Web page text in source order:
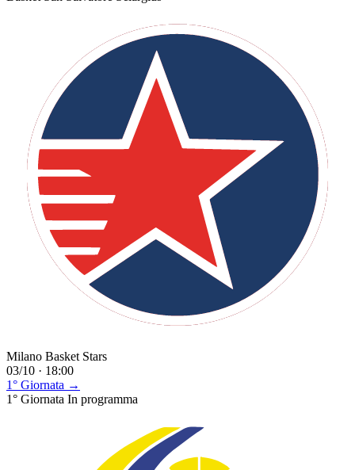
Milano Basket Stars
03/10 · 18:00
1° Giornata →
1° Giornata In programma